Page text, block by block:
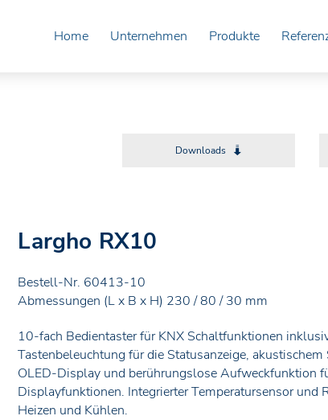
Home Unternehmen Produkte
Downloads
Largho RX10
Bestell-Nr. 60413-10
Abmessungen (L x B x H) 230 / 80 / 30 mm
10-fach Bedientaster für KNX Schaltfunktionen
Tastenbeleuchtung für die Statusanzeige,
OLED-Display und berührungslose Aufweckfunktion
Displayfunktionen. Integrierter Temperatursensor und
Heizen und Kühlen.